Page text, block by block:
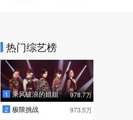
热门综艺榜
1 乘风破浪的姐姐 978.7万
2 极限挑战 973.5万